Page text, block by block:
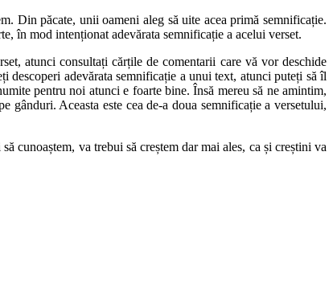
Din păcate, unii oameni aleg să uite acea primă semnificație.
în mod intenționat adevărata semnificație a acelui verset.
atunci consultați cărțile de comentarii care vă vor deschide
adevărata semnificație a unui text, atunci puteți să îl
pentru noi atunci e foarte bine. Însă mereu să ne amintim,
Aceasta este cea de-a doua semnificație a versetului,
cunoaștem, va trebui să creștem dar mai ales, ca și creștini va